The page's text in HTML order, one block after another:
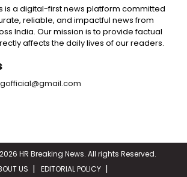
is a digital-first news platform committed
reliable, and impactful news from
India. Our mission is to provide factual
affects the daily lives of our readers.
HR Breaking News. All rights Reserved.
US
EDITORIAL POLICY